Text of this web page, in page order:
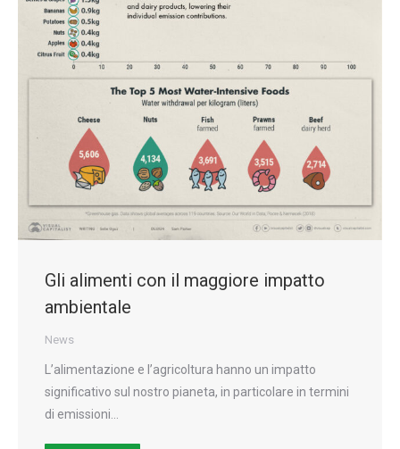
Gli alimenti con il maggiore impatto
ambientale
News
L’alimentazione e l’agricoltura hanno un impatto
significativo sul nostro pianeta, in particolare in termini
di emissioni…